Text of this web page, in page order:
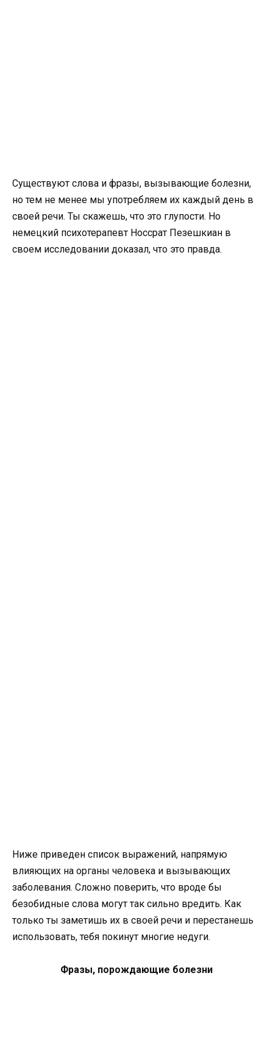
Существуют слова и фразы, вызывающие болезни,
но тем не менее мы употребляем их каждый день в
своей речи. Ты скажешь, что это глупости. Но
немецкий психотерапевт Носсрат Пезешкиан в
своем исследовании доказал, что это правда.
Ниже приведен список выражений, напрямую
влияющих на органы человека и вызывающих
заболевания. Сложно поверить, что вроде бы
безобидные слова могут так сильно вредить. Как
только ты заметишь их в своей речи и перестанешь
использовать, тебя покинут многие недуги.
Фразы, порождающие болезни